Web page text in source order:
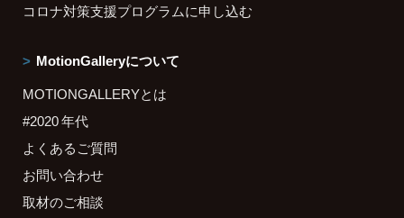
コロナ対策支援プログラムに申し込む
MotionGalleryについて
MOTIONGALLERYとは
#2020 年代
よくあるご質問
お問い合わせ
取材のご相談